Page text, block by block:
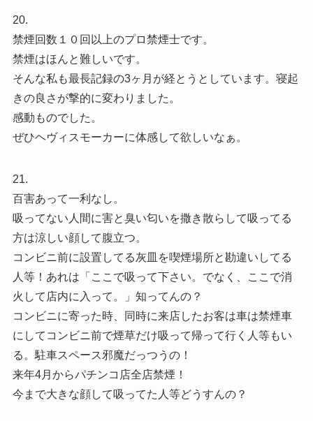
20.
禁煙回数１０回以上のプロ禁煙士です。
禁煙はほんと難しいです。
そんな私も最長記録の3ヶ月が経とうとしています。寝起
きの良さが撃的に変わりました。
感動ものでした。
ぜひヘヴィスモーカーに体感して欲しいなぁ。
21.
百害あって一利なし。
吸ってない人間に害と臭い匂いを撒き散らして吸ってる
方は涼しい顔して腹立つ。
コンビニ前に設置してる灰皿を喫煙場所と勘違いしてる
人等！あれは「ここで吸って下さい。でなく、ここで消
火して店内に入って。」知ってんの？
コンビニに寄った時、同時に来店したお客は車は禁煙車
にしてコンビニ前で煙草だけ吸って帰って行く人等もい
る。駐車スペース邪魔だっつうの！
来年4月からパチンコ店全店禁煙！
今まで大きな顔して吸ってた人等どうすんの？